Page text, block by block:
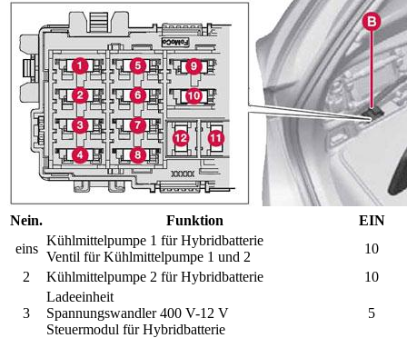
Nein. Funktion
EIN
eins
Kühlmittelpumpe 1 für Hybridbatterie
Ventil für Kühlmittelpumpe 1 und 2
10
2
Kühlmittelpumpe 2 für Hybridbatterie 10
3
Ladeeinheit
Spannungswandler 400 V-12 V
Steuermodul für Hybridbatterie
5